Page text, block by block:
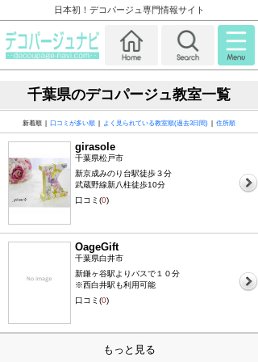
日本初！デコパージュ専門情報サイト
千葉県のデコパージュ教室一覧
新着順 | 口コミが多い順 よく見られている教室順(過去3日間) 住所順
girasole
千葉県松戸市
新京成みのり台駅徒歩３分
武蔵野線新八柱徒歩10分
口コミ(0)
OageGift
千葉県白井市
新鎌ヶ谷駅よりバスで１０分
※西白井駅も利用可能
口コミ(0)
もっと見る